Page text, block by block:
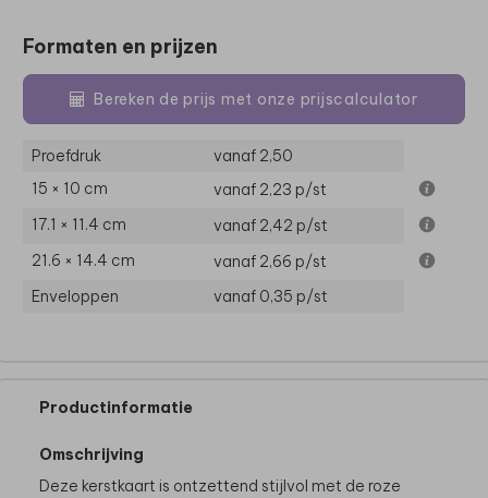
Formaten en prijzen
Bereken de prijs met onze prijscalculator
Proefdruk
vanaf 2,50
15 × 10 cm
vanaf 2,23 p/st
17.1 × 11.4 cm
vanaf 2,42 p/st
21.6 × 14.4 cm
vanaf 2,66 p/st
Enveloppen
vanaf 0,35 p/st
Productinformatie
Omschrijving
Deze kerstkaart is ontzettend stijlvol met de roze